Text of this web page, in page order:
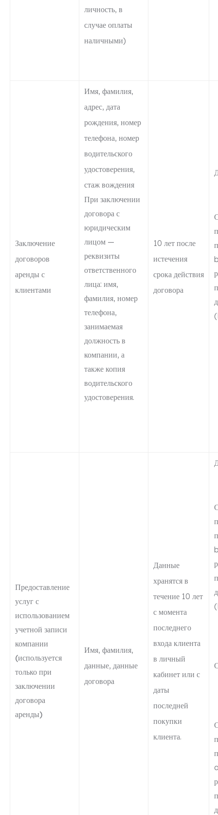
личность, в
случае оплаты
наличными)
Заключение
договоров
аренды с
клиентами
Имя, фамилия,
адрес, дата
рождения, номер
телефона, номер
водительского
удостоверения,
стаж вождения
При заключении
договора с
юридическим
лицом —
реквизиты
ответственного
лица: имя,
фамилия, номер
телефона,
занимаемая
должность в
компании, а
также копия
водительского
удостоверения.
10 лет после
истечения
срока действия
договора
Предоставление
услуг с
использованием
учетной записи
компании
(используется
только при
заключении
договора
аренды)
Имя, фамилия,
данные, данные
договора
Данные
хранятся в
течение 10 лет
с момента
последнего
входа клиента
в личный
кабинет или с
даты
последней
покупки
клиента.